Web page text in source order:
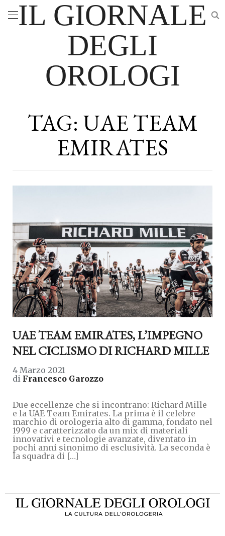
IL GIORNALE
DEGLI
OROLOGI
TAG: UAE TEAM
EMIRATES
UAE TEAM EMIRATES, L’IMPEGNO
NEL CICLISMO DI RICHARD MILLE
4 Marzo 2021
di Francesco Garozzo
Due eccellenze che si incontrano: Richard Mille
e la UAE Team Emirates. La prima è il celebre
marchio di orologeria alto di gamma, fondato nel
1999 e caratterizzato da un mix di materiali
innovativi e tecnologie avanzate, diventato in
pochi anni sinonimo di esclusività. La seconda è
la squadra di […]